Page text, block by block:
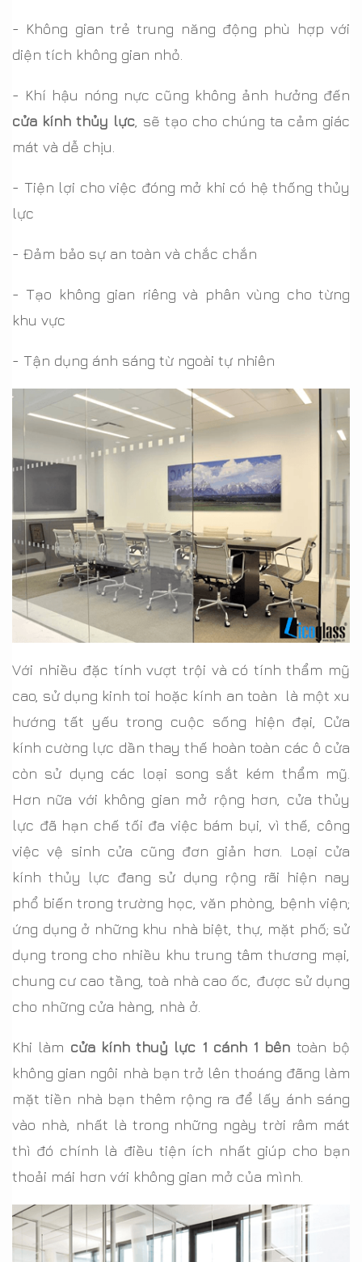
- Không gian trẻ trung năng động phù hợp với
diện tích không gian nhỏ.
- Khí hậu nóng nực cũng không ảnh hưởng đến
cửa kính thủy lực , sẽ tạo cho chúng ta cảm giác
mát và dễ chịu.
- Tiện lợi cho việc đóng mở khi có hệ thống thủy
lực
- Đảm bảo sự an toàn và chắc chắn
- Tạo không gian riêng và phân vùng cho từng
khu vực
- Tận dụng ánh sáng từ ngoài tự nhiên
Với nhiều đặc tính vượt trội và có tính thẩm mỹ
cao, sử dụng kinh toi hoặc kính an toàn là một xu
hướng tất yếu trong cuộc sống hiện đại, Cửa
kính cường lực dần thay thế hoàn toàn các ô cửa
còn sử dụng các loại song sắt kém thẩm mỹ.
Hơn nữa với không gian mở rộng hơn, cửa thủy
lực đã hạn chế tối đa việc bám bụi, vì thế, công
việc vệ sinh cửa cũng đơn giản hơn. Loại cửa
kính thủy lực đang sử dụng rộng rãi hiện nay
phổ biến trong trường học, văn phòng, bệnh viện;
ứng dụng ở những khu nhà biệt, thự, mặt phố; sử
dụng trong cho nhiều khu trung tâm thương mại,
chung cư cao tầng, toà nhà cao ốc, được sử dụng
cho những cửa hàng, nhà ở.
Khi làm cửa kính thuỷ lực 1 cánh 1 bên toàn bộ
không gian ngôi nhà bạn trở lên thoáng đãng làm
mặt tiền nhà bạn thêm rộng ra để lấy ánh sáng
vào nhà, nhất là trong những ngày trời râm mát
thì đó chính là điều tiện ích nhất giúp cho bạn
thoải mái hơn với không gian mở của mình.